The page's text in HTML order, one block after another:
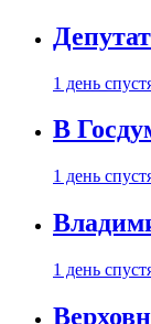
1 день
В
1 день
1 день